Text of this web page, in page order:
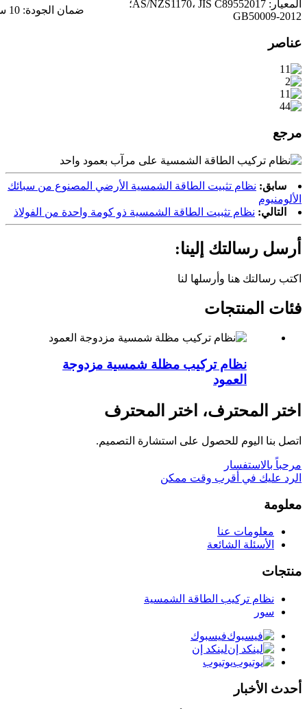
المعيار: AS/NZS1170، JIS C89552017؛
GB50009-2012
ضمان الجودة: 10 سنوات
عناصر
مرجع
سابق: نظام تثبيت الطاقة الشمسية الأرضي المصنوع من سبائك
الألومنيوم
التالي: نظام تثبيت الطاقة الشمسية ذو كومة واحدة من الفولاذ
أرسل رسالتك إلينا:
اكتب رسالتك هنا وأرسلها لنا
فئات المنتجات
نظام تركيب مظلة شمسية مزدوجة
العمود
اختر المحترف، اختر المحترف
اتصل بنا اليوم للحصول على استشارة التصميم.
مرحباً بالاستفسار
الرد عليك في أقرب وقت ممكن
معلومة
معلومات عنا
الأسئلة الشائعة
منتجات
نظام تركيب الطاقة الشمسية
سور
فيسبوك
لينكد إن
يوتيوب
أحدث الأخبار